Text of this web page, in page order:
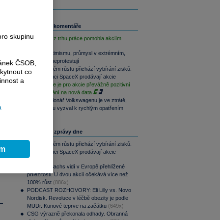
Související komentáře
Slabá data z trhu práce pomohla akciím
Akcie v optimismu, průmysl v extrémním,
dluhopisy neprotestují
Po raketovém růstu přichází vybírání zisků.
Zaměstnanci SpaceX prodávají akcie
Závěr týdne je pro akcie převážně pozitivní
při vyčkávání na nová data
Hlavní akcionář Volkswagenu je ve ztrátě,
automobilku vyzval k rychlým opatřením
Nejčtenější zprávy dne
Po raketovém růstu přichází vybírání zisků.
Zaměstnanci SpaceX prodávají akcie
(887x)
Goldman Sachs vidí v Evropě přehlížené
příležitosti. U dvou akcií očekává více než
100% růst (886x)
PODCAST ROZHOVORY: Eli Lilly vs. Novo
Nordisk. Revoluce v léčbě obezity je podle
MUDr. Kunové teprve na začátku (649x)
CSG výrazně překonala odhady. Obranná
skupinu
ČSOB,
co
a